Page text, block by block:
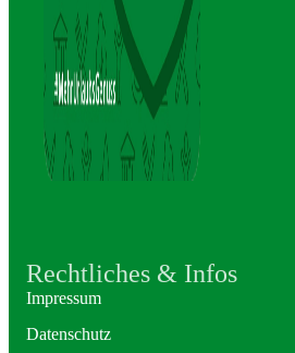
Rechtliches & Infos
Impressum
Datenschutz